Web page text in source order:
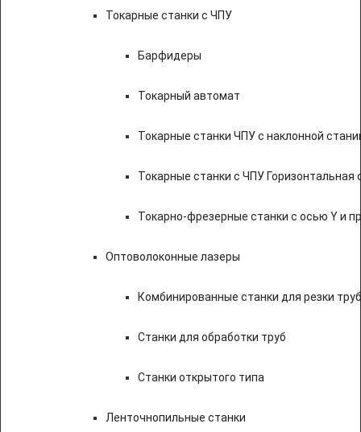
Токарные станки с ЧПУ
Барфидеры
Токарный автомат
Токарные станки ЧПУ c наклонной
Токарные станки с ЧПУ Горизонтальная
Токарно-фрезерные станки с осью Y и
Оптоволоконные лазеры
Комбинированные станки для резки
Станки для обработки труб
Станки открытого типа
Ленточнопильные станки